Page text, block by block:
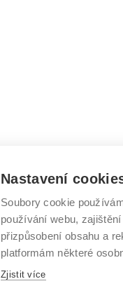
Vysoké
učení
technické
v
Nastavení
Soubory cookie
používání webu,
přizpůsobení obsahu a
platformám některé
Zjistit více